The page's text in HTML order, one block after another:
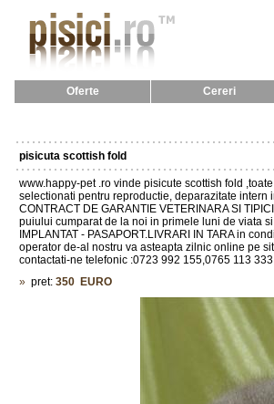
Oferte Cereri
pisicuta scottish fold
www.happy-pet .ro vinde pisicute scottish fold
selectionati pentru reproductie, deparazitate intern
CONTRACT DE GARANTIE VETERINARA SI
puiului cumparat de la noi in primele luni de viata
IMPLANTAT - PASAPORT.LIVRARI IN TARA in
operator de-al nostru va asteapta zilnic online pe
contactati-ne telefonic :0723 992 155,0765 113
» pret: 350 EURO